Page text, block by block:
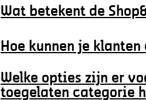
Wat betekent de
Hoe kunnen je
Welke opties zijn er
toegelaten categorie